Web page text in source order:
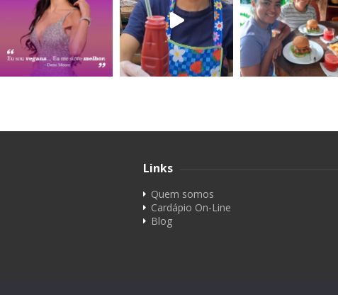
Links
Quem somos
Cardápio On-Line
Blog